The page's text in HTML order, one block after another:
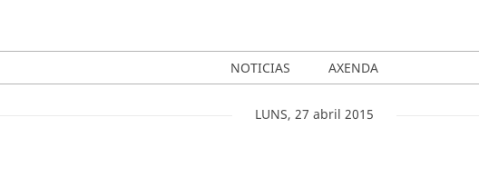
NOTICIAS AXENDA
LUNS, 27 abril 2015